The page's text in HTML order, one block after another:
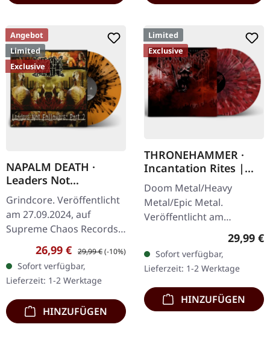
Angebot
Limited
Exclusive
NAPALM DEATH ·
Leaders Not
Followers: Part 2 |
ORANGE/BLACK
SPLATTER LP
Grindcore. Veröffentlicht
am 27.09.2024, auf
Supreme Chaos Records.
Exklusives Splatter-Vinyl
mit Insert und schwerem
Cover, limitiert auf 100…
Verkaufspreis:
26,99 € Regulärer Preis:
29,99 €(-10%)
Sofort verfügbar,
Lieferzeit: 1-2 Werktage
HINZUFÜGEN
Limited
Exclusive
THRONEHAMMER ·
Incantation Rites |
SPLATTER 2LP
Doom Metal/Heavy
Metal/Epic Metal.
Veröffentlicht am
21.10.2022, auf Supreme
Chaos Records. SCR-
exklusives Transparent
Rot/Schwarz/Weiß…
29,99 €
Sofort verfügbar,
Lieferzeit: 1-2 Werktage
HINZUFÜGEN